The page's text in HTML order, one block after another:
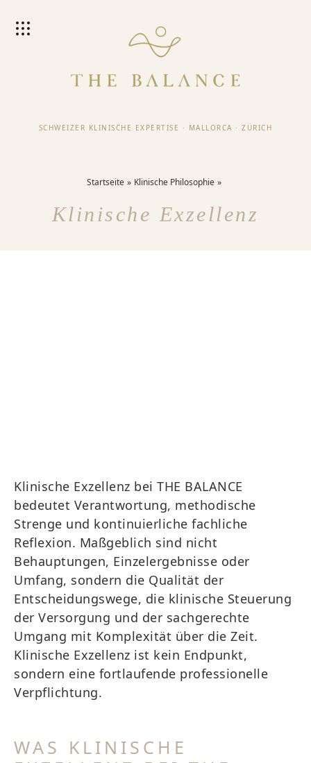
SCHWEIZER KLINISCHE EXPERTISE · MALLORCA · ZÜRICH
Startseite Klinische Philosophie
Klinische Exzellenz
Klinische Exzellenz bei THE BALANCE
bedeutet Verantwortung, methodische
Strenge und kontinuierliche fachliche
Reflexion. Maßgeblich sind nicht
Behauptungen, Einzelergebnisse oder
Umfang, sondern die Qualität der
Entscheidungswege, die klinische Steuerung
der Versorgung und der sachgerechte
Umgang mit Komplexität über die Zeit.
Klinische Exzellenz ist kein Endpunkt,
sondern eine fortlaufende professionelle
Verpflichtung.
WAS KLINISCHE